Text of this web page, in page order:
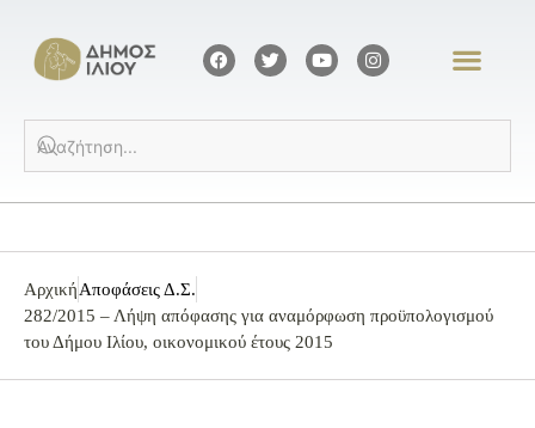
ΑρχικήΑποφάσεις Δ.Σ.
282/2015 – Λήψη απόφασης για αναμόρφωση προϋπολογισμού
του Δήμου Ιλίου, οικονομικού έτους 2015